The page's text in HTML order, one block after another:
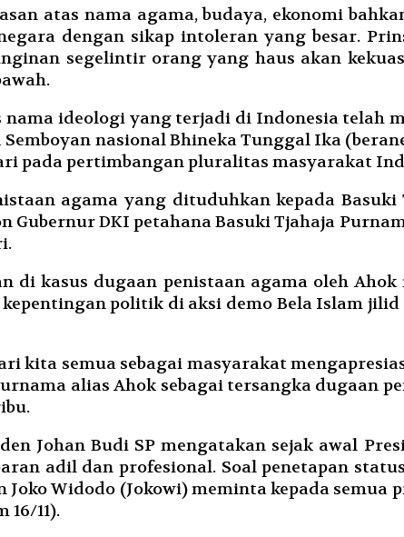
atas nama agama, budaya, ekonomi
dengan sikap intoleran yang besar.
segelintir orang yang haus akan
nama ideologi yang terjadi di Indonesia
nasional Bhineka Tunggal Ika
pada pertimbangan pluralitas masyarakat
agama yang dituduhkan kepada
Gubernur DKI petahana Basuki Tjahaja
di kasus dugaan penistaan agama oleh
politik di aksi demo Bela Islam
kita semua sebagai masyarakat
alias Ahok sebagai tersangka dugaan
Johan Budi SP mengatakan sejak awal
adil dan profesional. Soal penetapan
Joko Widodo (Jokowi) meminta kepada
16/11).